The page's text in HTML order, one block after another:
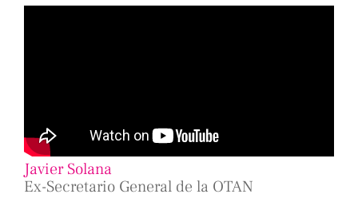
Javier Solana
Ex-Secretario General de la OTAN